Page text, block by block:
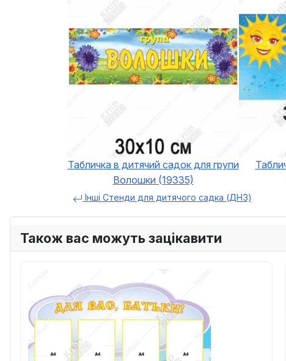
Табличка в дитячий садок для групи
Волошки (19335)
Інші Стенди для дитячого садка (ДНЗ)
Також вас можуть зацікавити